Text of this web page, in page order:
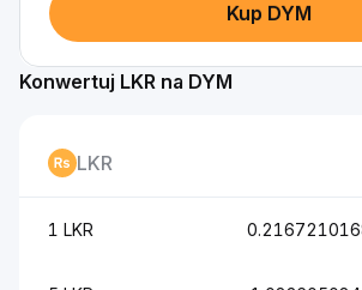
Kup DYM
Konwertuj LKR na DYM
LKR
1 LKR